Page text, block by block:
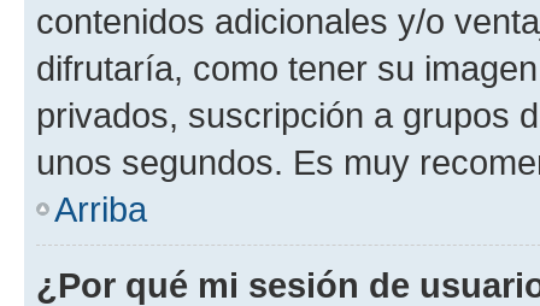
contenidos adicionales y/o
difrutaría, como tener su
privados, suscripción a grupos
unos segundos. Es muy
Arriba
¿Por qué mi sesión de